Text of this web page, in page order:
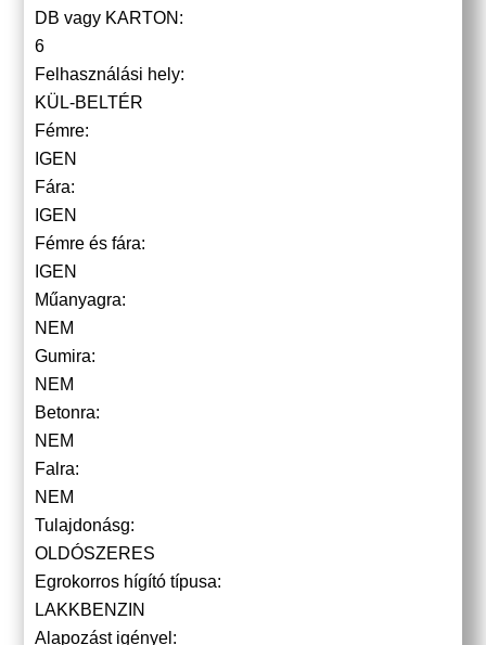
DB vagy KARTON:
6
Felhasználási hely:
KÜL-BELTÉR
Fémre:
IGEN
Fára:
IGEN
Fémre és fára:
IGEN
Műanyagra:
NEM
Gumira:
NEM
Betonra:
NEM
Falra:
NEM
Tulajdonásg:
OLDÓSZERES
Egrokorros hígító típusa:
LAKKBENZIN
Alapozást igényel: